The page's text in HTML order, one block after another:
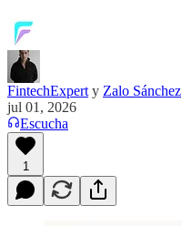
FintechExpert y Zalo Sánchez
jul 01, 2026
Escucha
1